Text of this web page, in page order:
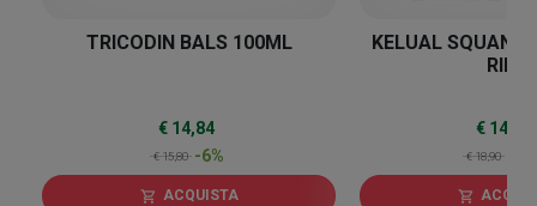
TRICODIN BALS 100ML
€ 14,84
€ 15,80 -6%
shopping_cart ACQUISTA
KELUAL
RINF
€ 14,73
€ 18,90
shopping_cart